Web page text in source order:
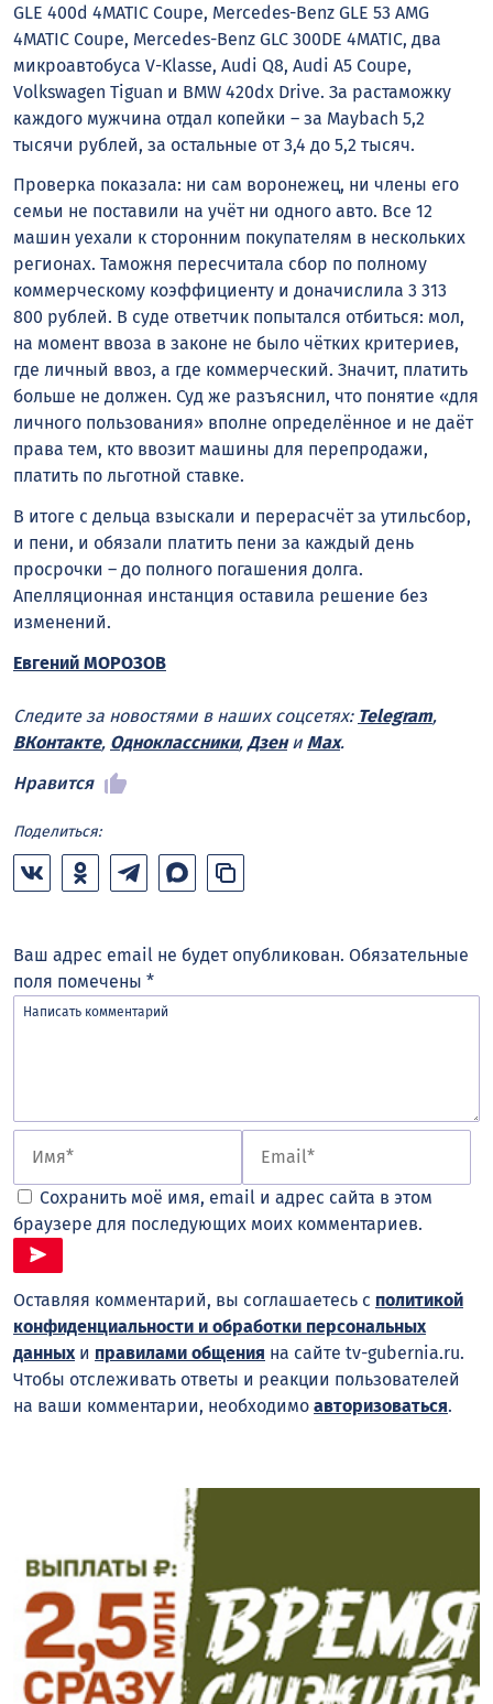
GLE 400d 4MATIC Coupe, Mercedes-Benz GLE 53 AMG
4MATIC Coupe, Mercedes-Benz GLC 300DE 4MATIC, два
микроавтобуса V-Klasse, Audi Q8, Audi A5 Coupe,
Volkswagen Tiguan и BMW 420dx Drive. За растаможку
каждого мужчина отдал копейки – за Maybach 5,2
тысячи рублей, за остальные от 3,4 до 5,2 тысяч.
Проверка показала: ни сам воронежец, ни члены его
семьи не поставили на учёт ни одного авто. Все 12
машин уехали к сторонним покупателям в нескольких
регионах. Таможня пересчитала сбор по полному
коммерческому коэффициенту и доначислила 3 313
800 рублей. В суде ответчик попытался отбиться: мол,
на момент ввоза в законе не было чётких критериев,
где личный ввоз, а где коммерческий. Значит, платить
больше не должен. Суд же разъяснил, что понятие «для
личного пользования» вполне определённое и не даёт
права тем, кто ввозит машины для перепродажи,
платить по льготной ставке.
В итоге с дельца взыскали и перерасчёт за утильсбор,
и пени, и обязали платить пени за каждый день
просрочки – до полного погашения долга.
Апелляционная инстанция оставила решение без
изменений.
Евгений МОРОЗОВ
Следите за новостями в наших соцсетях: Telegram,
ВКонтакте, Одноклассники, Дзени Max.
Нравится
Поделиться:
Ваш адрес email не будет опубликован. Обязательные
поля помечены *
Сохранить моё имя, email и адрес сайта в этом
браузере для последующих моих комментариев.
Оставляя комментарий, вы соглашаетесь с политикой
конфиденциальности и обработки персональных
данных и правилами общения на сайте tv-gubernia.ru.
Чтобы отслеживать ответы и реакции пользователей
на ваши комментарии, необходимо авторизоваться.